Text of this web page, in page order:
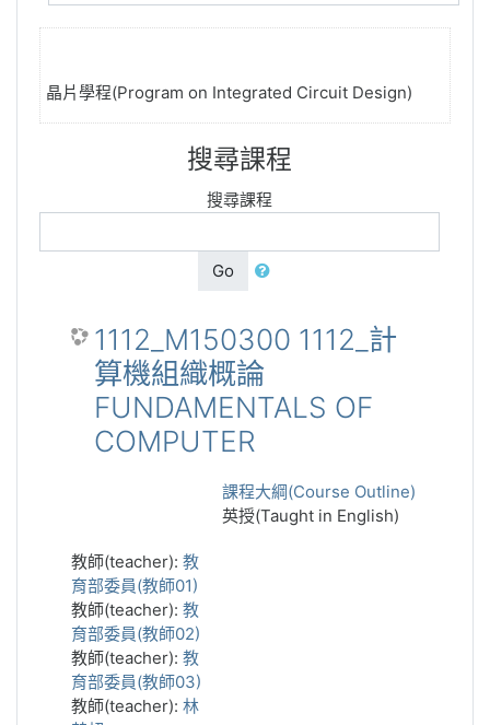
晶片學程(Program on Integrated Circuit Design)
搜尋課程
搜尋課程
Go
1112_M150300 1112_計
算機組織概論
FUNDAMENTALS OF
COMPUTER
課程大綱(Course Outline)
英授(Taught in English)
教師(teacher): 教
育部委員(教師01)
教師(teacher): 教
育部委員(教師02)
教師(teacher): 教
育部委員(教師03)
教師(teacher): 林